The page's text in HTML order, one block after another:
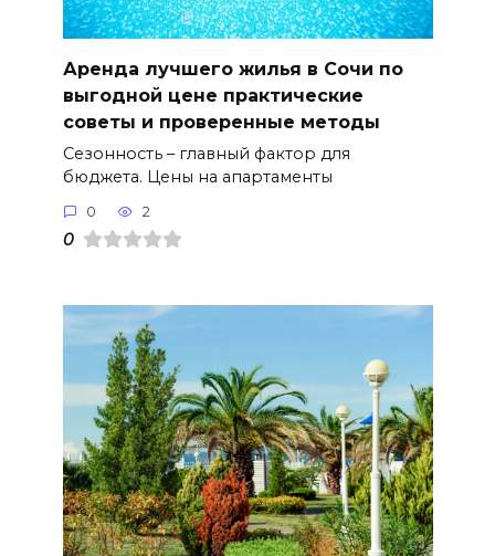
Аренда лучшего жилья в Сочи по
выгодной цене практические
советы и проверенные методы
Сезонность – главный фактор для
бюджета. Цены на апартаменты
0 2
0